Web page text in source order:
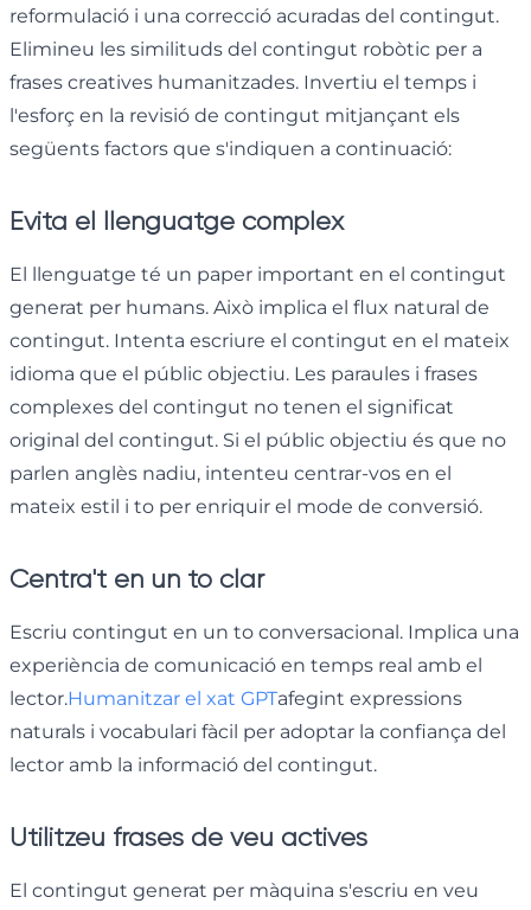
reformulació i una correcció acuradas del contingut.
Elimineu les similituds del contingut robòtic per a
frases creatives humanitzades. Invertiu el temps i
l'esforç en la revisió de contingut mitjançant els
següents factors que s'indiquen a continuació:
Evita el llenguatge complex
El llenguatge té un paper important en el contingut
generat per humans. Això implica el flux natural de
contingut. Intenta escriure el contingut en el mateix
idioma que el públic objectiu. Les paraules i frases
complexes del contingut no tenen el significat
original del contingut. Si el públic objectiu és que no
parlen anglès nadiu, intenteu centrar-vos en el
mateix estil i to per enriquir el mode de conversió.
Centra't en un to clar
Escriu contingut en un to conversacional. Implica una
experiència de comunicació en temps real amb el
lector.Humanitzar el xat GPTafegint expressions
naturals i vocabulari fàcil per adoptar la confiança del
lector amb la informació del contingut.
Utilitzeu frases de veu actives
El contingut generat per màquina s'escriu en veu